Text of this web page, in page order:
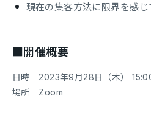
現在の集客方法に限界を感
■開催概要
日時 2023年9月28日（木）
場所 Zoom